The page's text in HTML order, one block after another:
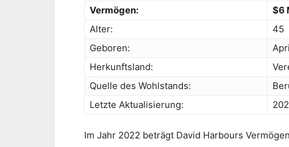
Vermögen:
$6
Alter:
45
Geboren:
Herkunftsland:
Quelle des Wohlstands:
Letzte Aktualisierung:
Im Jahr 2022 beträgt David Harbours